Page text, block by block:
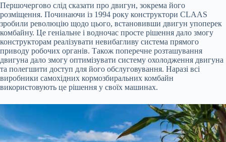
Першочергово слід сказати про двигун, зокрема його
розміщення. Починаючи із 1994 року конструктори CLAAS
зробили революцію щодо цього, встановивши двигун упоперек
комбайну. Це геніальне і водночас просте рішення дало змогу
конструкторам реалізувати невибагливу система прямого
приводу робочих органів. Також поперечне розташування
двигуна дало змогу оптимізувати систему охолодження двигуна
та полегшити доступ для його обслуговування. Наразі всі
виробники самохідних кормозбиральних комбайн
використовують це рішення у своїх машинах.